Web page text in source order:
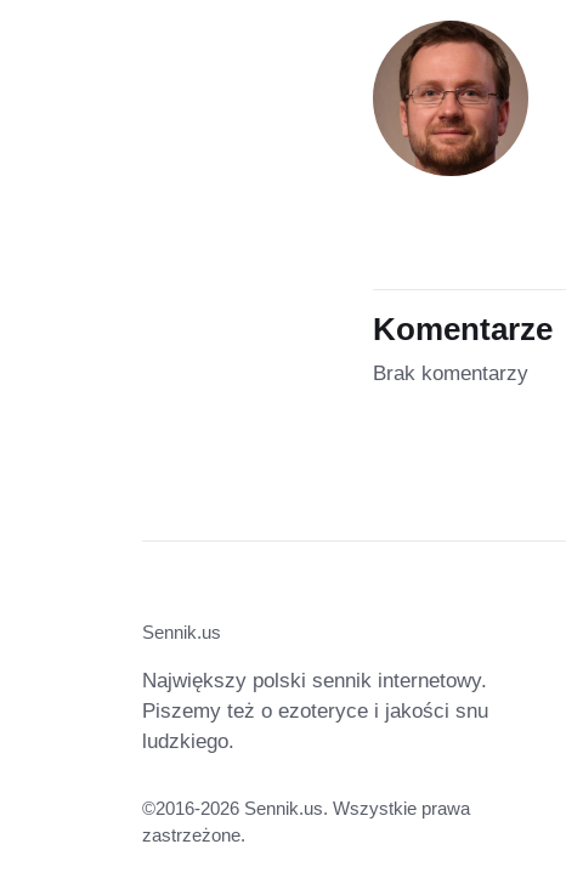
Komentarze
Brak komentarzy
Sennik.us
Największy polski sennik internetowy.
Piszemy też o ezoteryce i jakości snu
ludzkiego.
©2016-2026 Sennik.us. Wszystkie prawa
zastrzeżone.